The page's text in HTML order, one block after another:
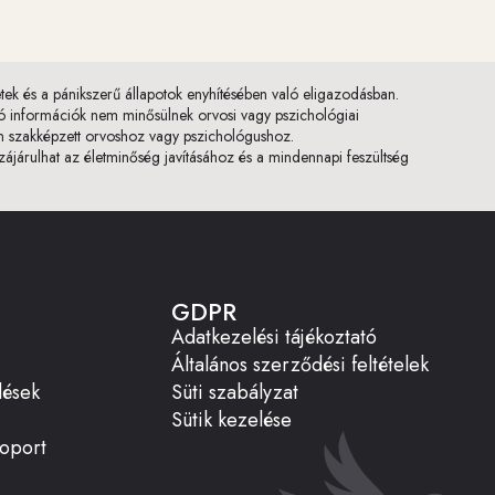
és a pánikszerű állapotok enyhítésében való eligazodásban.
információk nem minősülnek orvosi vagy pszichológiai
szakképzett orvoshoz vagy pszichológushoz.
az életminőség javításához és a mindennapi feszültség
GDPR
Adatkezelési tájékoztató
Általános szerződési feltételek
Süti szabályzat
Sütik kezelése